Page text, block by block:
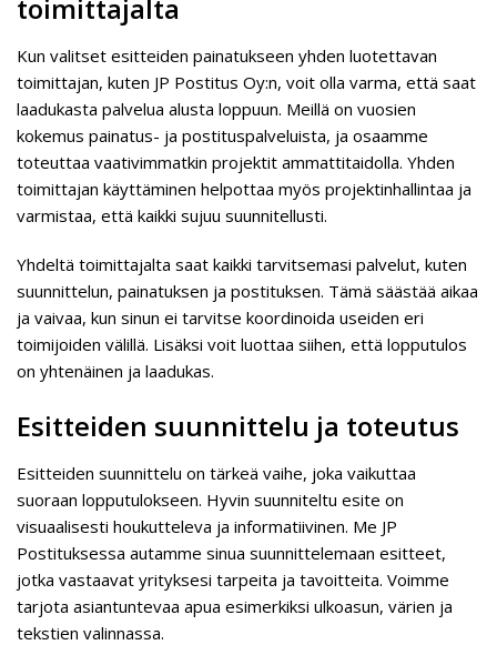
toimittajalta
Kun valitset esitteiden painatukseen yhden luotettavan
toimittajan, kuten JP Postitus Oy:n, voit olla varma, että saat
laadukasta palvelua alusta loppuun. Meillä on vuosien
kokemus painatus- ja postituspalveluista, ja osaamme
toteuttaa vaativimmatkin projektit ammattitaidolla. Yhden
toimittajan käyttäminen helpottaa myös projektinhallintaa ja
varmistaa, että kaikki sujuu suunnitellusti.
Yhdeltä toimittajalta saat kaikki tarvitsemasi palvelut, kuten
suunnittelun, painatuksen ja postituksen. Tämä säästää aikaa
ja vaivaa, kun sinun ei tarvitse koordinoida useiden eri
toimijoiden välillä. Lisäksi voit luottaa siihen, että lopputulos
on yhtenäinen ja laadukas.
Esitteiden suunnittelu ja toteutus
Esitteiden suunnittelu on tärkeä vaihe, joka vaikuttaa
suoraan lopputulokseen. Hyvin suunniteltu esite on
visuaalisesti houkutteleva ja informatiivinen. Me JP
Postituksessa autamme sinua suunnittelemaan esitteet,
jotka vastaavat yrityksesi tarpeita ja tavoitteita. Voimme
tarjota asiantuntevaa apua esimerkiksi ulkoasun, värien ja
tekstien valinnassa.